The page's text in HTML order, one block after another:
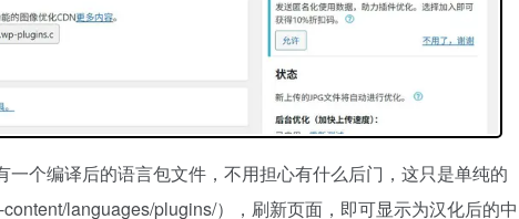
个编译后的语言包文件，不用担心有什么后门，这只是单纯的
languages/plugins/），刷新页面，即可显示为汉化后的中